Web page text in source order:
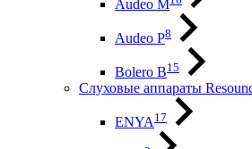
Audeo М
Audeo P8
Bolero B15
Слуховые аппараты
ENYA 17